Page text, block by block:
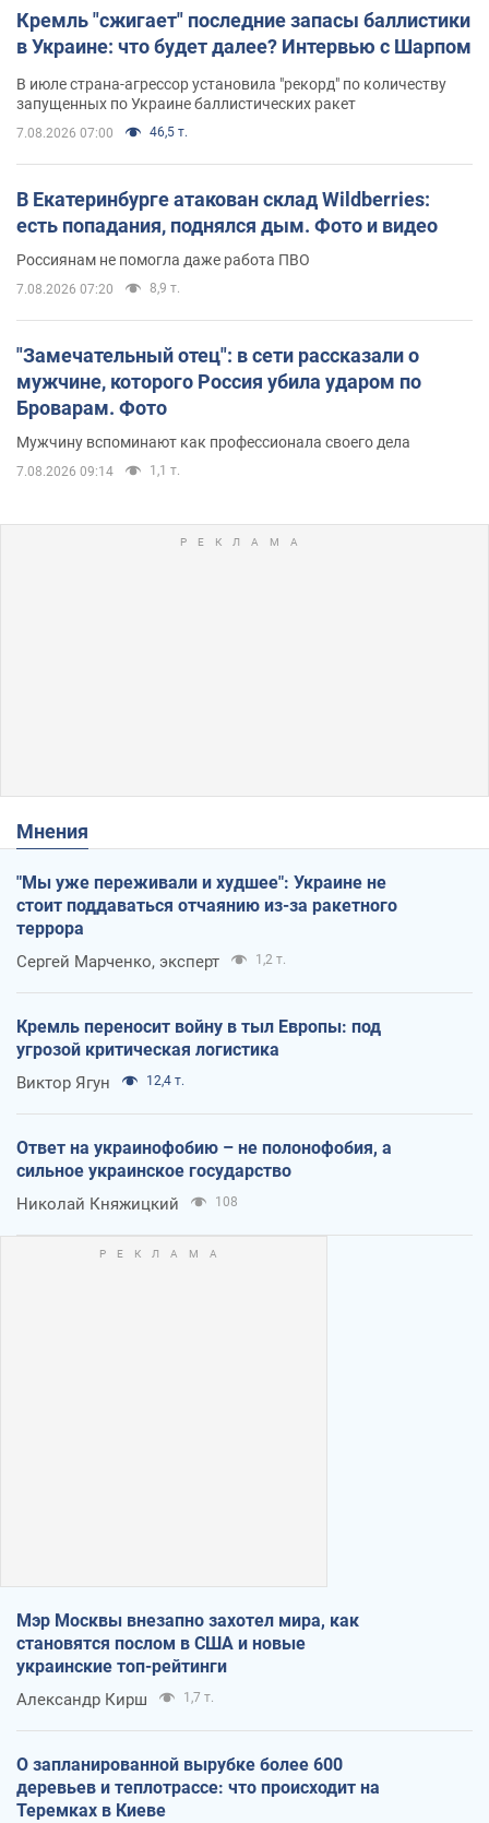
Кремль "сжигает" последние запасы баллистики
в Украине: что будет далее? Интервью с Шарпом
В июле страна-агрессор установила "рекорд" по количеству
запущенных по Украине баллистических ракет
7.08.2026 07:00 46,5 т.
В Екатеринбурге атакован склад Wildberries:
есть попадания, поднялся дым. Фото и видео
Россиянам не помогла даже работа ПВО
7.08.2026 07:20 8,9 т.
"Замечательный отец": в сети рассказали о
мужчине, которого Россия убила ударом по
Броварам. Фото
Мужчину вспоминают как профессионала своего дела
7.08.2026 09:14 1,1 т.
Мнения
"Мы уже переживали и худшее": Украине не
стоит поддаваться отчаянию из-за ракетного
террора
Сергей Марченко, эксперт 1,2 т.
Кремль переносит войну в тыл Европы: под
угрозой критическая логистика
Виктор Ягун 12,4 т.
Ответ на украинофобию – не полонофобия, а
сильное украинское государство
Николай Княжицкий 108
Мэр Москвы внезапно захотел мира, как
становятся послом в США и новые
украинские топ-рейтинги
Александр Кирш 1,7 т.
О запланированной вырубке более 600
деревьев и теплотрассе: что происходит на
Теремках в Киеве